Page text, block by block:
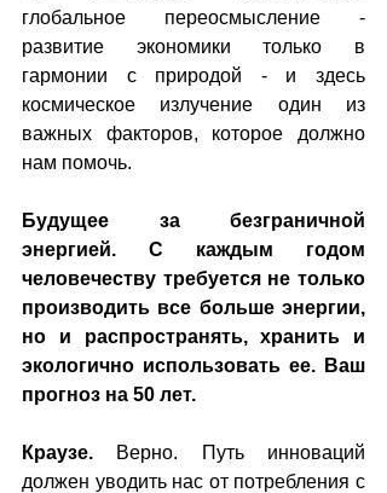
глобальное переосмысление -
развитие экономики только в
гармонии с природой - и здесь
космическое излучение один из
важных факторов, которое должно
нам помочь.
Будущее за безграничной
энергией. С каждым годом
человечеству требуется не только
производить все больше энергии,
но и распространять, хранить и
экологично использовать ее. Ваш
прогноз на 50 лет.
Краузе. Верно. Путь инноваций
должен уводить нас от потребления с